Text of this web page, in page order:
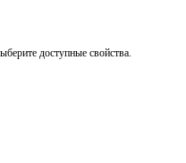
доступные свойства.